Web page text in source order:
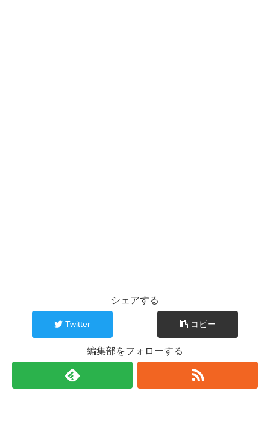
シェアする
Twitter コピー
編集部をフォローする